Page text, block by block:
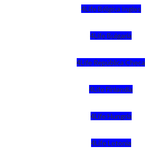
4Life Bélgica Ingles
4Life Bulgaria
4Life República Checa
4Life Finlandia
4Life Hungria
4Life Letonia